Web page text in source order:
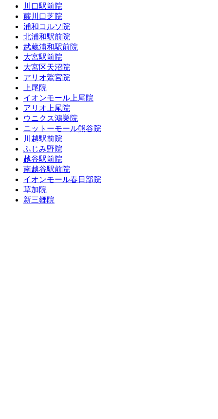
川口駅前院
蕨川口芝院
浦和コルソ院
北浦和駅前院
武蔵浦和駅前院
大宮駅前院
大宮区天沼院
アリオ鷲宮院
上尾院
イオンモール上尾院
アリオ上尾院
ウニクス鴻巣院
ニットーモール熊谷院
川越駅前院
ふじみ野院
越谷駅前院
南越谷駅前院
イオンモール春日部院
草加院
新三郷院